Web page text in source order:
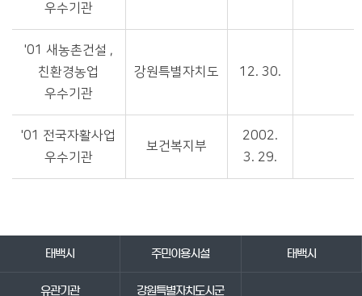
우수기관
'01 새농촌건설 ,
친환경농업
우수기관
강원특별자치도 12. 30.
'01 전국자활사업
우수기관
보건복지부
2002.
3. 29.
태백시 주민이용시설 태백시
유관기관 강원특별자치도시군